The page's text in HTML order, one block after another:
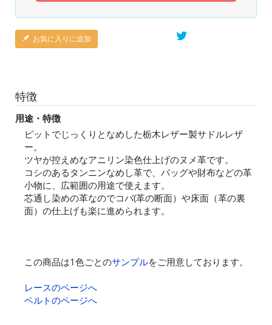
お気に入りに追加
特徴
用途・特徴
ピットでじっくりとなめした栃木レザー製サドルレザ
ー。
ツヤが控えめなアニリン染色仕上げのヌメ革です。
コシのあるタンニンなめし革で、バッグや財布などの革
小物に、広範囲の用途で使えます。
芯通し染めの革なのでコバ(革の断面）や床面（革の裏
面）の仕上げも楽に進められます。
この商品は1色ごとのサンプルをご用意しております。
レースのページへ
ベルトのページへ